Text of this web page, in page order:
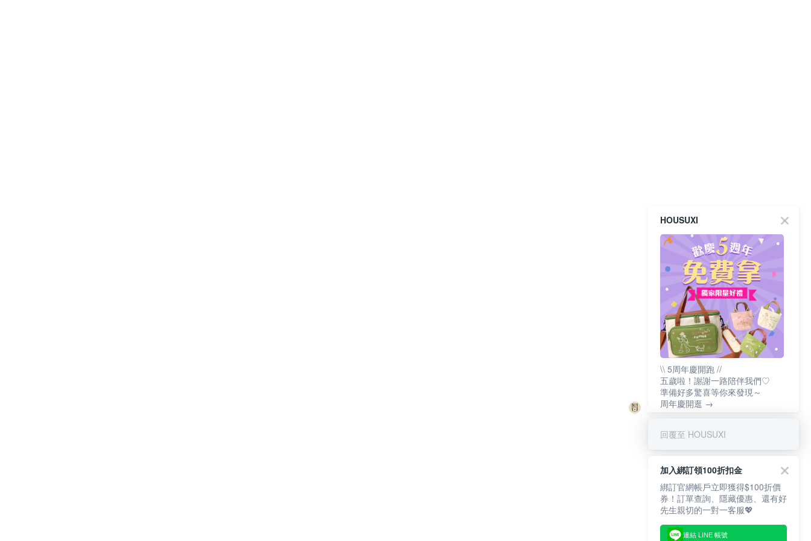
HOUSUXI
\\ 5周年慶開跑 //
五歲啦！謝謝一路陪伴我們♡
準備好多驚喜等你來發現～
周年慶開逛 →
回覆至 HOUSUXI
加入綁訂領100折扣金
綁訂官網帳戶立即獲得$100折價
券！訂單查詢、隱藏優惠、還有好
先生親切的一對一客服💖
連結 LINE 帳號